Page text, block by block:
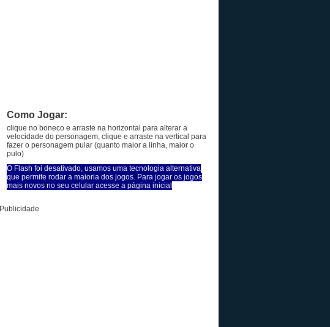
Como Jogar:
clique no boneco e arraste na horizontal para alterar a
velocidade do personagem, clique e arraste na vertical para
fazer o personagem pular (quanto maior a linha, maior o
pulo)
O Flash foi desativado, usamos uma tecnologia alternativa
que permite rodar a maioria dos jogos. Para jogar os jogos
mais novos no seu celular acesse a página inicial
Publicidade